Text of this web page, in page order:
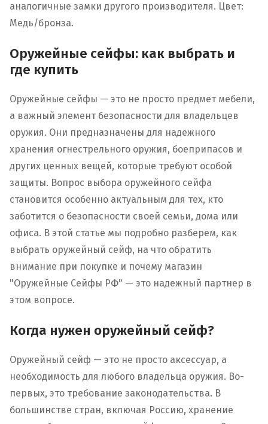
аналогичные замки другого производителя. Цвет:
Медь/бронза.
Оружейные сейфы: как выбрать и
где купить
Оружейные сейфы — это не просто предмет мебели,
а важный элемент безопасности для владельцев
оружия. Они предназначены для надежного
хранения огнестрельного оружия, боеприпасов и
других ценных вещей, которые требуют особой
защиты. Вопрос выбора оружейного сейфа
становится особенно актуальным для тех, кто
заботится о безопасности своей семьи, дома или
офиса. В этой статье мы подробно разберем, как
выбрать оружейный сейф, на что обратить
внимание при покупке и почему магазин
"Оружейные Сейфы РФ" — это надежный партнер в
этом вопросе.
Когда нужен оружейный сейф?
Оружейный сейф — это не просто аксессуар, а
необходимость для любого владельца оружия. Во-
первых, это требование законодательства. В
большинстве стран, включая Россию, хранение